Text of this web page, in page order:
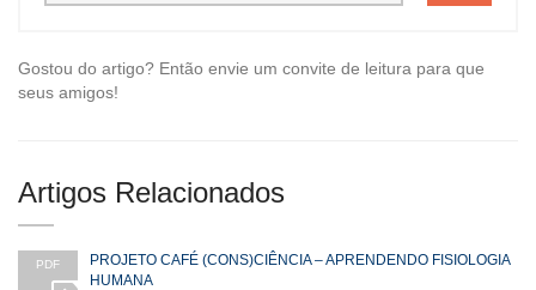
Gostou do artigo? Então envie um convite de leitura para que
seus amigos!
Artigos Relacionados
PDF
PROJETO CAFÉ (CONS)CIÊNCIA – APRENDENDO FISIOLOGIA
HUMANA